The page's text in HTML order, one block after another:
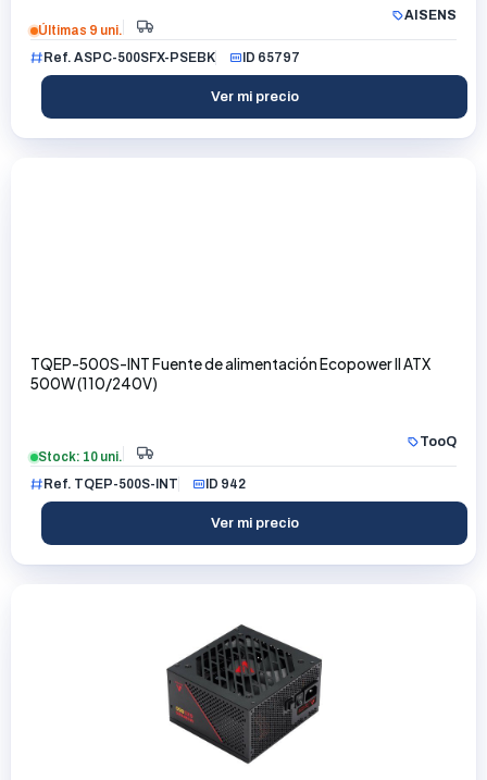
AISENS
Últimas 9 uni.
Ref. ASPC-500SFX-PSEBK
ID 65797
Ver mi precio
TQEP-500S-INT Fuente de alimentación Ecopower II ATX
500W (110/240V)
TooQ
Stock: 10 uni.
Ref. TQEP-500S-INT
ID 942
Ver mi precio